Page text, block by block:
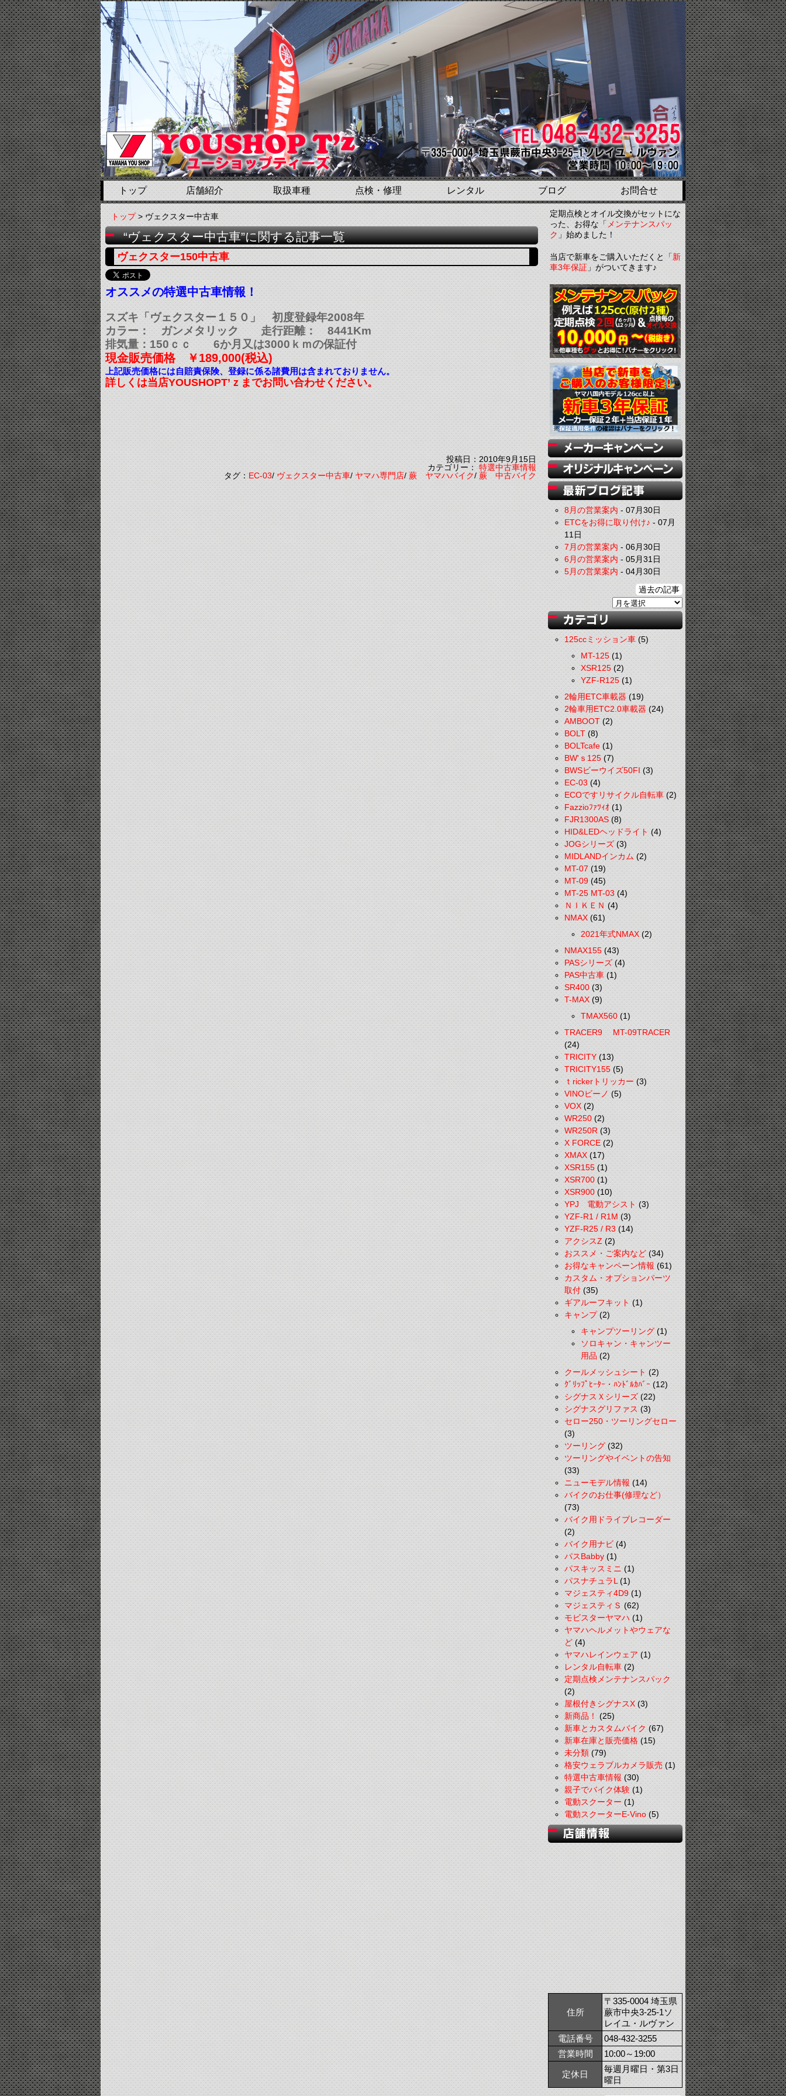
トップ 店舗紹介 取扱車種 点検・修理 レンタル ブログ お問合せ
トップ> ヴェクスター中古車
“ヴェクスター中古車”に関する記事一覧
ヴェクスター150中古車
オススメの特選中古車情報！
スズキ「ヴェクスター１５０」 初度登録年2008年
カラー： ガンメタリック 走行距離： 8441Km
排気量：150ｃｃ 6か月又は3000ｋｍの保証付
現金販売価格 ￥189,000(税込)
上記販売価格には自賠責保険、登録に係る諸費用は含まれておりません。
詳しくは当店YOUSHOPT’ｚまでお問い合わせください。
投稿日：2010年9月15日
カテゴリー：特選中古車情報
タグ：EC-03/ヴェクスター中古車/ヤマハ専門店/蕨 ヤマハバイク/蕨 中古バイク
定期点検とオイル交換がセットにな
った、お得な「 メンテナンスパッ
ク」始めました！
当店で新車をご購入いただくと「新
車3年保証」がついてきます♪
8月の営業案内-07月30日
ETCをお得に取り付け♪-07月
11日
7月の営業案内-06月30日
6月の営業案内-05月31日
5月の営業案内-04月30日
過去の記事
125ccミッション車(5)
MT-125(1)
XSR125(2)
YZF-R125(1)
2輪用ETC車載器(19)
2輪車用ETC2.0車載器(24)
AMBOOT(2)
BOLT(8)
BOLTcafe(1)
BW'ｓ125(7)
BWSビーウイズ50FI(3)
EC-03(4)
ECOですリサイクル自転車(2)
Fazzioﾌｧﾂｨｵ(1)
FJR1300AS(8)
HID&LEDヘッドライト(4)
JOGシリーズ(3)
MIDLANDインカム(2)
MT-07(19)
MT-09 (45)
MT-25 MT-03(4)
ＮＩＫＥＮ(4)
NMAX(61)
2021年式NMAX(2)
NMAX155(43)
PASシリーズ(4)
PAS中古車(1)
SR400(3)
T-MAX(9)
TMAX560(1)
TRACER9 MT-09TRACER
(24)
TRICITY(13)
TRICITY155(5)
ｔrickerトリッカー(3)
VINOビーノ(5)
VOX(2)
WR250(2)
WR250R(3)
X FORCE(2)
XMAX(17)
XSR155(1)
XSR700(1)
XSR900(10)
YPJ 電動アシスト(3)
YZF-R1 / R1M(3)
YZF-R25 / R3(14)
アクシスZ(2)
おススメ・ご案内など(34)
お得なキャンペーン情報(61)
カスタム・オプションパーツ
取付(35)
ギアルーフキット(1)
キャンプ(2)
キャンプツーリング(1)
ソロキャン・キャンツー
用品(2)
クールメッシュシート(2)
ｸﾞﾘｯﾌﾟﾋｰﾀｰ・ﾊﾝﾄﾞﾙｶﾊﾞｰ(12)
シグナスＸシリーズ(22)
シグナスグリファス(3)
セロー250・ツーリングセロー
(3)
ツーリング(32)
ツーリングやイベントの告知
(33)
ニューモデル情報(14)
バイクのお仕事(修理など）
(73)
バイク用ドライブレコーダー
(2)
バイク用ナビ(4)
パスBabby(1)
パスキッスミニ(1)
パスナチュラL(1)
マジェスティ4D9(1)
マジェスティＳ(62)
モビスターヤマハ(1)
ヤマハヘルメットやウェアな
ど(4)
ヤマハレインウェア(1)
レンタル自転車(2)
定期点検メンテナンスパック
(2)
屋根付きシグナスX(3)
新商品！(25)
新車とカスタムバイク(67)
新車在庫と販売価格(15)
未分類(79)
格安ウェラブルカメラ販売(1)
特選中古車情報(30)
親子でバイク体験(1)
電動スクーター(1)
電動スクーターE-Vino(5)
住所
〒335-0004 埼玉県
蕨市中央3-25-1ソ
レイユ・ルヴァン
電話番号
048-432-3255
営業時間
10:00～19:00
定休日
毎週月曜日・第3日
曜日